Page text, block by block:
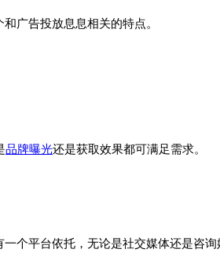
广告投放息息相关的特点。
品牌曝光还是获取效果都可满足需求。
个平台依托，无论是社交媒体还是咨询